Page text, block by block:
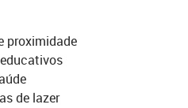
proximidade
de lazer